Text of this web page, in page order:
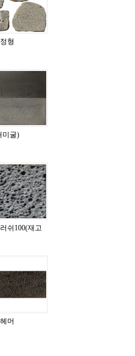
형
미굴)
쉬100(재고
머